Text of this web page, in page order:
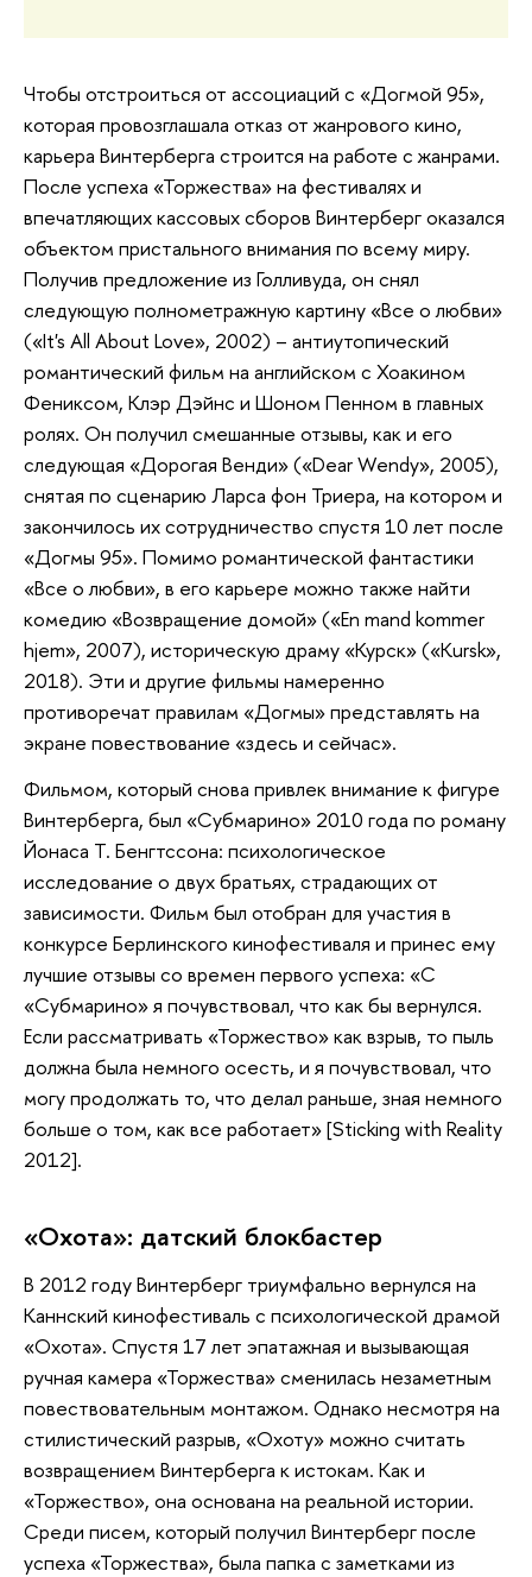
Чтобы отстроиться от ассоциаций с «Догмой 95»,
которая провозглашала отказ от жанрового кино,
карьера Винтерберга строится на работе с жанрами.
После успеха «Торжества» на фестивалях и
впечатляющих кассовых сборов Винтерберг оказался
объектом пристального внимания по всему миру.
Получив предложение из Голливуда, он снял
следующую полнометражную картину «Все о любви»
(«It's All About Love», 2002) – антиутопический
романтический фильм на английском с Хоакином
Фениксом, Клэр Дэйнс и Шоном Пенном в главных
ролях. Он получил смешанные отзывы, как и его
следующая «Дорогая Венди» («Dear Wendy», 2005),
снятая по сценарию Ларса фон Триера, на котором и
закончилось их сотрудничество спустя 10 лет после
«Догмы 95». Помимо романтической фантастики
«Все о любви», в его карьере можно также найти
комедию «Возвращение домой» («En mand kommer
hjem», 2007), историческую драму «Курск» («Kursk»,
2018). Эти и другие фильмы намеренно
противоречат правилам «Догмы» представлять на
экране повествование «здесь и сейчас».
Фильмом, который снова привлек внимание к фигуре
Винтерберга, был «Субмарино» 2010 года по роману
Йонаса Т. Бенгтссона: психологическое
исследование о двух братьях, страдающих от
зависимости. Фильм был отобран для участия в
конкурсе Берлинского кинофестиваля и принес ему
лучшие отзывы со времен первого успеха: «С
«Субмарино» я почувствовал, что как бы вернулся.
Если рассматривать «Торжество» как взрыв, то пыль
должна была немного осесть, и я почувствовал, что
могу продолжать то, что делал раньше, зная немного
больше о том, как все работает» [Sticking with Reality
2012].
«Охота»: датский блокбастер
В 2012 году Винтерберг триумфально вернулся на
Каннский кинофестиваль с психологической драмой
«Охота». Спустя 17 лет эпатажная и вызывающая
ручная камера «Торжества» сменилась незаметным
повествовательным монтажом. Однако несмотря на
стилистический разрыв, «Охоту» можно считать
возвращением Винтерберга к истокам. Как и
«Торжество», она основана на реальной истории.
Среди писем, который получил Винтерберг после
успеха «Торжества», была папка с заметками из